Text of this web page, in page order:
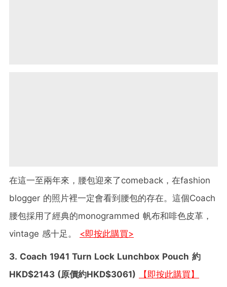
在這一至兩年來，腰包迎來了comeback，在fashion
blogger 的照片裡一定會看到腰包的存在。這個Coach
腰包採用了經典的monogrammed 帆布和啡色皮革，
vintage 感十足。 <即按此購買>
3. Coach 1941 Turn Lock Lunchbox Pouch 約
HKD$2143 (原價約HKD$3061)
【即按此購買】